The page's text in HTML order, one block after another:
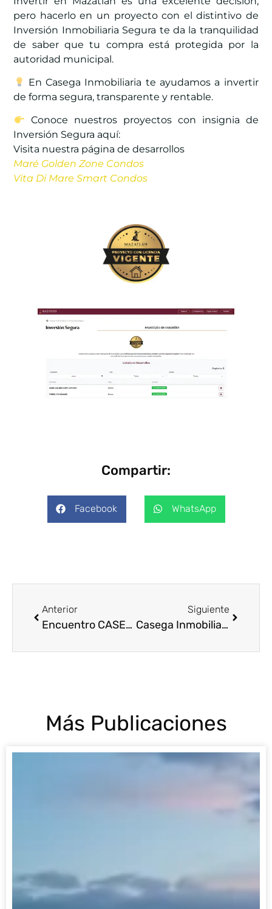
pero hacerlo en un proyecto con el distintivo de
Inversión Inmobiliaria Segura te da la tranquilidad
de saber que tu compra está protegida por la
autoridad municipal.
En Casega Inmobiliaria te ayudamos a invertir
de forma segura, transparente y rentable.
Conoce nuestros proyectos con insignia de
Inversión Segura aquí:
Visita nuestra página de desarrollos
Maré Golden Zone Condos
Vita Di Mare Smart Condos
Compartir:
Facebook WhatsApp
Anterior
Encuentro CASEGA 8va Edición Anual 2025
Siguiente
Casega Inmobiliaria obtiene Licencia Inmobiliaria vigente en Sinaloa: garantía de confianza y legalidad
Más Publicaciones